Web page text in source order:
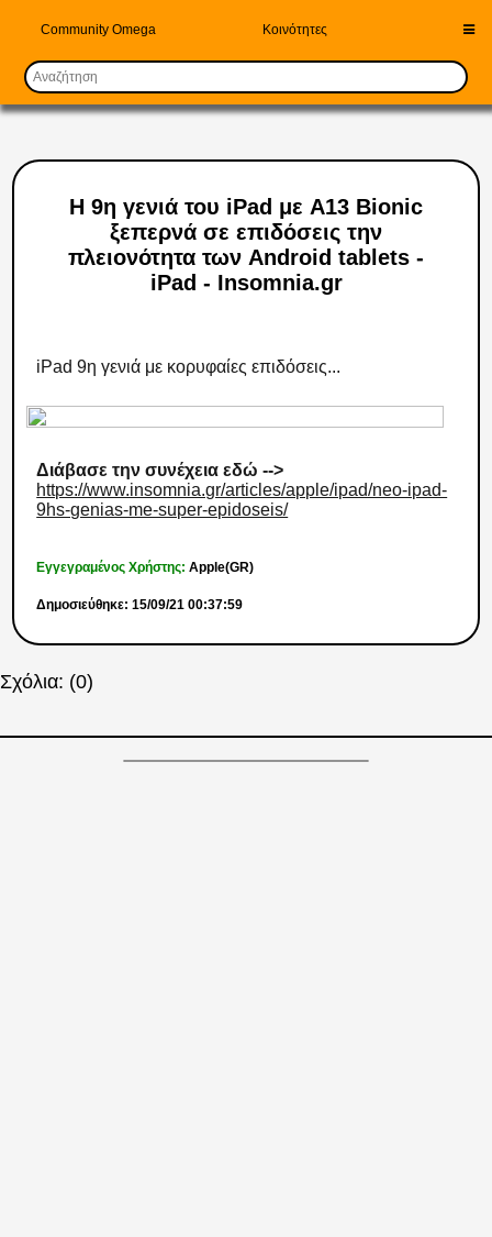
Community Omega Κοινότητες
Η 9η γενιά του iPad με A13 Bionic
ξεπερνά σε επιδόσεις την
πλειονότητα των Android tablets -
iPad - Insomnia.gr
iPad 9η γενιά με κορυφαίες επιδόσεις...
Διάβασε την συνέχεια εδώ -->
https://www.insomnia.gr/articles/apple/ipad/neo-ipad-
9hs-genias-me-super-epidoseis/
Εγγεγραμένος Χρήστης:Apple(GR)
Δημοσιεύθηκε: 15/09/21 00:37:59
Σχόλια: (0)